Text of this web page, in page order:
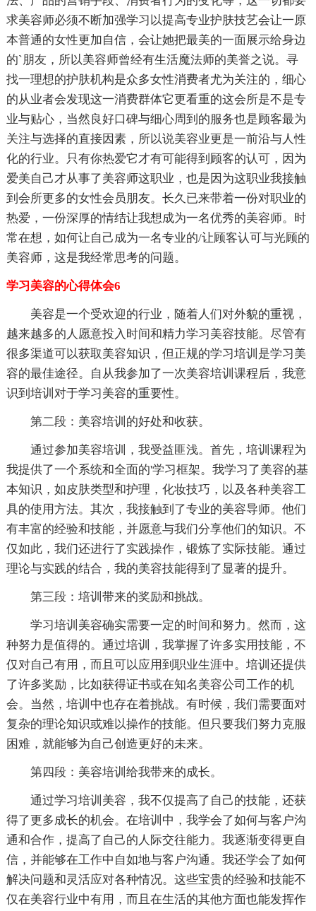
求美容师必须不断加强学习以提高专业护肤技艺会让一原
本普通的女性更加自信，会让她把最美的一面展示给身边
的`朋友，所以美容师曾经有生活魔法师的美誉之说。寻
找一理想的护肤机构是众多女性消费者尤为关注的，细心
的从业者会发现这一消费群体它更看重的这会所是不是专
业与贴心，当然良好口碑与细心周到的服务也是顾客最为
关注与选择的直接因素，所以说美容业更是一前沿与人性
化的行业。只有你热爱它才有可能得到顾客的认可，因为
爱美自己才从事了美容师这职业，也是因为这职业我接触
到会所更多的女性会员朋友。长久已来带着一份对职业的
热爱，一份深厚的情结让我想成为一名优秀的美容师。时
常在想，如何让自己成为一名专业的/让顾客认可与光顾的
美容师，这是我经常思考的问题。
学习美容的心得体会6
美容是一个受欢迎的行业，随着人们对外貌的重视，
越来越多的人愿意投入时间和精力学习美容技能。尽管有
很多渠道可以获取美容知识，但正规的学习培训是学习美
容的最佳途径。自从我参加了一次美容培训课程后，我意
识到培训对于学习美容的重要性。
第二段：美容培训的好处和收获。
通过参加美容培训，我受益匪浅。首先，培训课程为
我提供了一个系统和全面的'学习框架。我学习了美容的基
本知识，如皮肤类型和护理，化妆技巧，以及各种美容工
具的使用方法。其次，我接触到了专业的美容导师。他们
有丰富的经验和技能，并愿意与我们分享他们的知识。不
仅如此，我们还进行了实践操作，锻炼了实际技能。通过
理论与实践的结合，我的美容技能得到了显著的提升。
第三段：培训带来的奖励和挑战。
学习培训美容确实需要一定的时间和努力。然而，这
种努力是值得的。通过培训，我掌握了许多实用技能，不
仅对自己有用，而且可以应用到职业生涯中。培训还提供
了许多奖励，比如获得证书或在知名美容公司工作的机
会。当然，培训中也存在着挑战。有时候，我们需要面对
复杂的理论知识或难以操作的技能。但只要我们努力克服
困难，就能够为自己创造更好的未来。
第四段：美容培训给我带来的成长。
通过学习培训美容，我不仅提高了自己的技能，还获
得了更多成长的机会。在培训中，我学会了如何与客户沟
通和合作，提高了自己的人际交往能力。我逐渐变得更自
信，并能够在工作中自如地与客户沟通。我还学会了如何
解决问题和灵活应对各种情况。这些宝贵的经验和技能不
仅在美容行业中有用，而且在生活的其他方面也能发挥作